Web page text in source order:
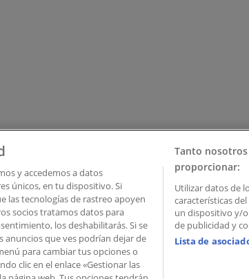
S.L.U. – Palau de Mar – 08039 Barcelona,
y accedemos a datos
únicos, en tu dispositivo. Si
las tecnologías de rastreo apoyen
socios tratamos datos para
los deshabilitarás. Si se
que ves podrían dejar de
para cambiar tus opciones o
clic en el enlace «Gestionar las
Tanto
proporcionar:
Utilizar datos de
características
un dispositivo y/
de publicidad y
Lista de